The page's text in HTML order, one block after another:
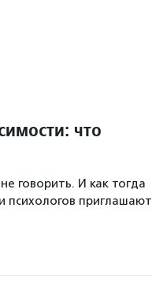
что
говорить. И как тогда
психологов приглашают